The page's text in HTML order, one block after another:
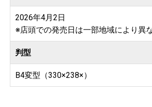
2026年4月2日
※店頭での発売日は一部地域により異
判型
B4変型（330×238×）